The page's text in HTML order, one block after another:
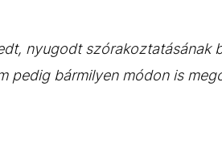
nyugodt szórakoztatásának
pedig bármilyen módon is